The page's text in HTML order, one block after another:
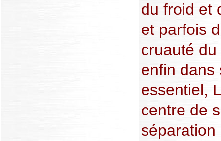
du froid et
et parfois
cruauté
enfin dans
essentiel,
centre de
séparation